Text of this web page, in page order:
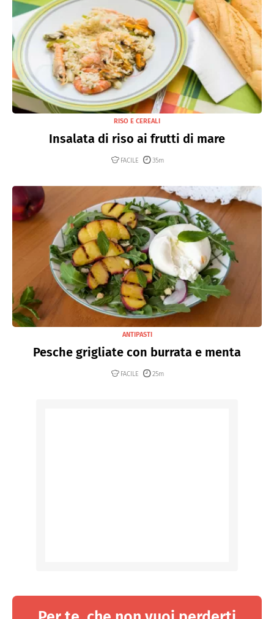
RISO E CEREALI
Insalata di riso ai frutti di mare
FACILE 35m
ANTIPASTI
Pesche grigliate con burrata e menta
FACILE 25m